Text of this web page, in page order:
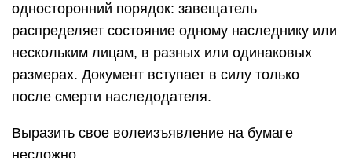
односторонний порядок: завещатель
распределяет состояние одному наследнику или
нескольким лицам, в разных или одинаковых
размерах. Документ вступает в силу только
после смерти наследодателя.
Выразить свое волеизъявление на бумаге
несложно